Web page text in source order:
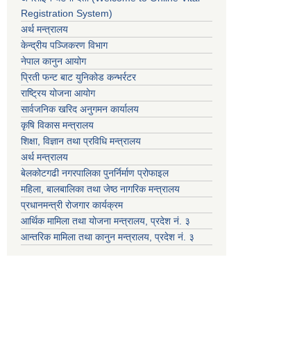
Registration System)
अर्थ मन्त्रालय
केन्द्रीय पञ्जिकरण विभाग
नेपाल कानुन आयोग
प्रिती फन्ट बाट युनिकोड कन्भर्रटर
राष्ट्रिय योजना आयोग
सार्वजनिक खरिद अनुगमन कार्यालय
कृषि विकास मन्त्रालय
शिक्षा, विज्ञान तथा प्रविधि मन्त्रालय
अर्थ मन्त्रालय
बेलकोटगढी नगरपालिका पुनर्निर्माण प्रोफाइल
महिला, बालबालिका तथा जेष्ठ नागरिक मन्त्रालय
प्रधानमन्त्री रोजगार कार्यक्रम
आर्थिक मामिला तथा योजना मन्त्रालय, प्रदेश नं. ३
आन्तरिक मामिला तथा कानुन मन्त्रालय, प्रदेश नं. ३